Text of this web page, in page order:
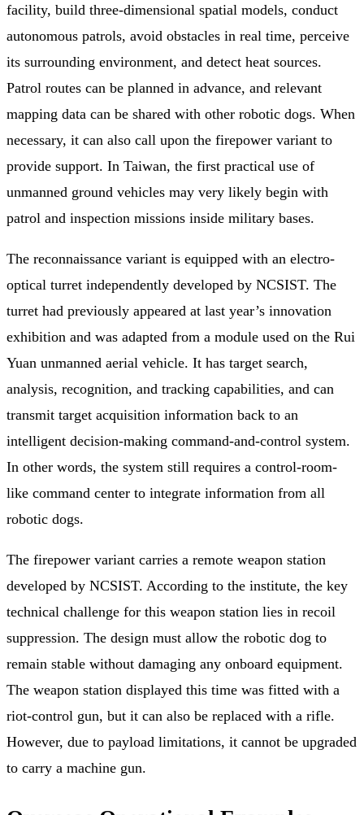
facility, build three-dimensional spatial models, conduct
autonomous patrols, avoid obstacles in real time, perceive
its surrounding environment, and detect heat sources.
Patrol routes can be planned in advance, and relevant
mapping data can be shared with other robotic dogs. When
necessary, it can also call upon the firepower variant to
provide support. In Taiwan, the first practical use of
unmanned ground vehicles may very likely begin with
patrol and inspection missions inside military bases.
The reconnaissance variant is equipped with an electro-
optical turret independently developed by NCSIST. The
turret had previously appeared at last year’s innovation
exhibition and was adapted from a module used on the Rui
Yuan unmanned aerial vehicle. It has target search,
analysis, recognition, and tracking capabilities, and can
transmit target acquisition information back to an
intelligent decision-making command-and-control system.
In other words, the system still requires a control-room-
like command center to integrate information from all
robotic dogs.
The firepower variant carries a remote weapon station
developed by NCSIST. According to the institute, the key
technical challenge for this weapon station lies in recoil
suppression. The design must allow the robotic dog to
remain stable without damaging any onboard equipment.
The weapon station displayed this time was fitted with a
riot-control gun, but it can also be replaced with a rifle.
However, due to payload limitations, it cannot be upgraded
to carry a machine gun.